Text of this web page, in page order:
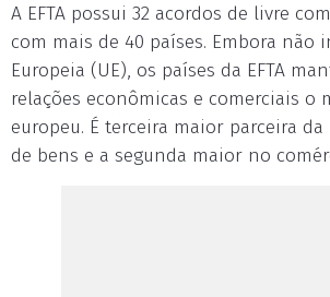
A EFTA possui 32 acordos de livre
com mais de 40 países. Embora não
Europeia (UE), os países da EFTA
relações econômicas e comerciais o
europeu. É terceira maior parceira
de bens e a segunda maior no